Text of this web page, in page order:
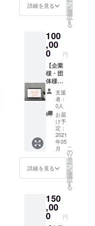
たは多
胎に関
受講券
をメー
ルにて
お送り
いたし
ます。
どちら
をご希
望か備
考欄に
ご記載
くださ
い ※備
考欄に
記載す
る個人
のお名
前をご
記入く
名、団
体名等
は不
可） ※
ウェブ
サイト
いただ
きます
（文字
大・中
または
小サイ
ズ）。
③双子
からの
手書き
のお礼
状をお
送りい
たしま
す。 ※
備考欄
に記載
する個
人のお
くださ
い（企
業名、
団体名
詳細を見る ン
を
選
択
す
る
100
,00
0 円
【企業
様・団
体様向
け】①
お礼の
メール
をお送
りいた
しま
す。②
企業
名・団
体名を
関東多
胎ネッ
サイト
に掲載
させて
いただ
支援
者：
0人
お届
け予
定：
2021
年05
月
詳細を見る
こ
の
リ
タ
ー
ン
を
選
択
す
る
150
,00
0 円